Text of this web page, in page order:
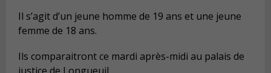
Il s’agit d’un jeune homme de 19 ans et une jeune
femme de 18 ans.
Ils comparaitront ce mardi après-midi au palais de